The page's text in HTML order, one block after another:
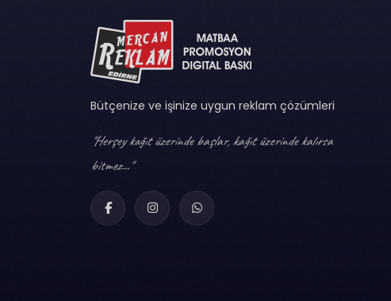
Bütçenize ve işinize uygun reklam çözümleri
"Herşey kağıt üzerinde başlar, kağıt üzerinde kalırsa
bitmez..."